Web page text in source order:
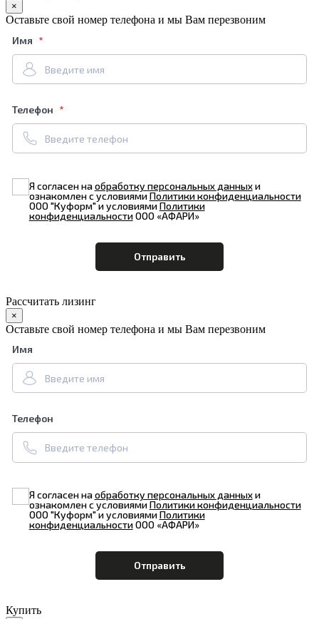
×
Оставьте свой номер телефона и мы Вам перезвоним
Имя
Телефон
Я согласен наобработку персональных данныхи
ознакомлен с условиямиПолитики конфиденциальности
ООО "Куформ" и условиямиПолитики
конфиденциальностиООО «АФАРИ»
Рассчитать лизинг
×
Оставьте свой номер телефона и мы Вам перезвоним
Имя
Телефон
Я согласен наобработку персональных данныхи
ознакомлен с условиямиПолитики конфиденциальности
ООО "Куформ" и условиямиПолитики
конфиденциальностиООО «АФАРИ»
Купить